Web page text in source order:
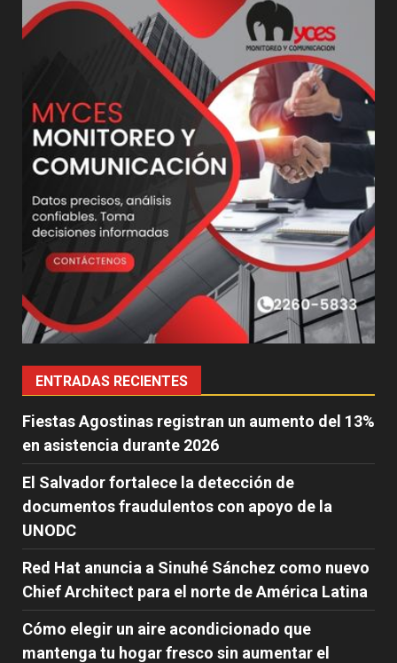
ENTRADAS RECIENTES
Fiestas Agostinas registran un aumento del 13%
en asistencia durante 2026
El Salvador fortalece la detección de
documentos fraudulentos con apoyo de la
UNODC
Red Hat anuncia a Sinuhé Sánchez como nuevo
Chief Architect para el norte de América Latina
Cómo elegir un aire acondicionado que
mantenga tu hogar fresco sin aumentar el